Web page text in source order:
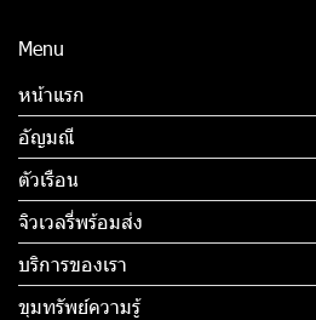
Menu
หน้าแรก
อัญมณี
ตัวเรือน
จิวเวลรี่พร้อมส่ง
บริการของเรา
ขุมทรัพย์ความรู้